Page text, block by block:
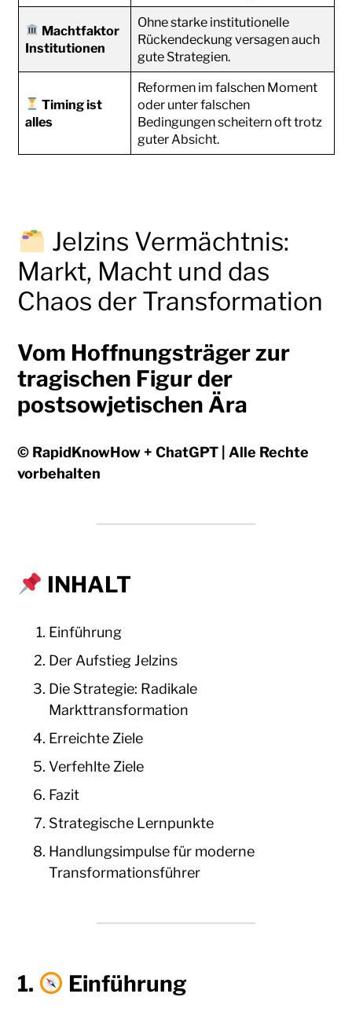
Machtfaktor
Institutionen
Ohne starke institutionelle
Rückendeckung versagen auch
gute Strategien.
Timing ist
alles
Reformen im falschen Moment
oder unter falschen
Bedingungen scheitern oft trotz
guter Absicht.
Jelzins Vermächtnis:
Markt, Macht und das
Chaos der Transformation
Vom Hoffnungsträger zur
tragischen Figur der
postsowjetischen Ära
© RapidKnowHow + ChatGPT | Alle Rechte
vorbehalten
INHALT
Einführung
Der Aufstieg Jelzins
Die Strategie: Radikale
Markttransformation
Erreichte Ziele
Verfehlte Ziele
Fazit
Strategische Lernpunkte
Handlungsimpulse für moderne
Transformationsführer
1. Einführung